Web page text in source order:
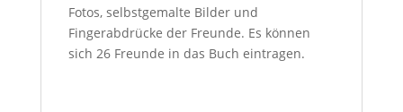
Fotos, selbstgemalte Bilder und
Fingerabdrücke der Freunde. Es können
sich 26 Freunde in das Buch eintragen.